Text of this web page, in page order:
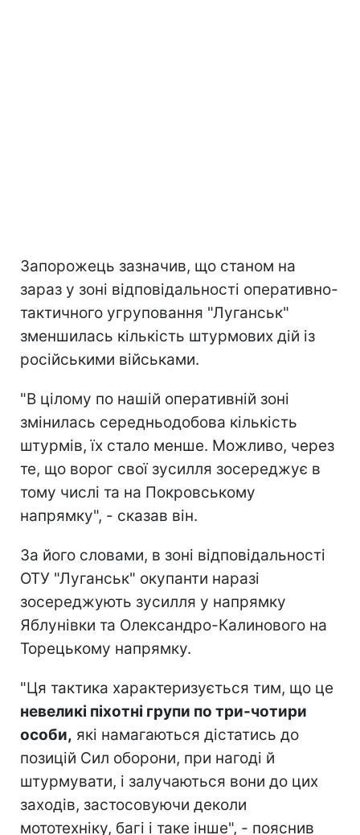
Запорожець зазначив, що станом на
зараз у зоні відповідальності оперативно-
тактичного угруповання "Луганськ"
зменшилась кількість штурмових дій із
російськими військами.
"В цілому по нашій оперативній зоні
змінилась середньодобова кількість
штурмів, їх стало менше. Можливо, через
те, що ворог свої зусилля зосереджує в
тому числі та на Покровському
напрямку", - сказав він.
За його словами, в зоні відповідальності
ОТУ "Луганськ" окупанти наразі
зосереджують зусилля у напрямку
Яблунівки та Олександро-Калинового на
Торецькому напрямку.
"Ця тактика характеризується тим, що це
невеликі піхотні групи по три-чотири
особи, які намагаються дістатись до
позицій Сил оборони, при нагоді й
штурмувати, і залучаються вони до цих
заходів, застосовуючи деколи
мототехніку, багі і таке інше", - пояснив